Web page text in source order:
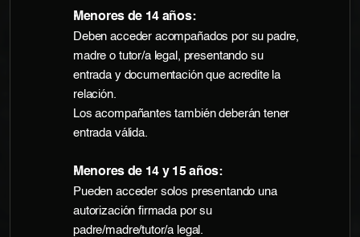
Menores de 14 años:
Deben acceder acompañados por su padre,
madre o tutor/a legal, presentando su
entrada y documentación que acredite la
relación.
Los acompañantes también deberán tener
entrada válida.
Menores de 14 y 15 años:
Pueden acceder solos presentando una
autorización firmada por su
padre/madre/tutor/a legal.